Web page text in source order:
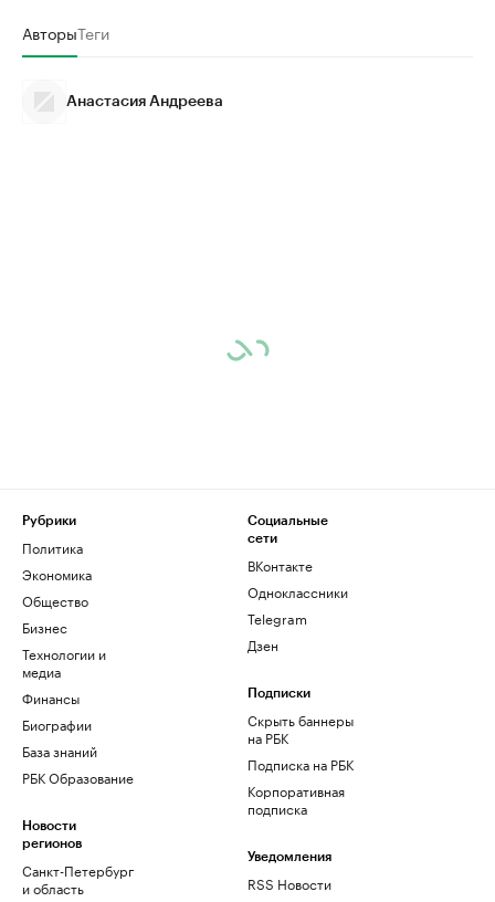
АвторыТеги
Анастасия Андреева
Рубрики
Политика
Экономика
Общество
Бизнес
Технологии и
медиа
Финансы
Биографии
База знаний
РБК Образование
Новости
регионов
Санкт-Петербург
и область
Социальные
сети
ВКонтакте
Одноклассники
Telegram
Дзен
Подписки
Скрыть баннеры
на РБК
Подписка на РБК
Корпоративная
подписка
Уведомления
RSS Новости